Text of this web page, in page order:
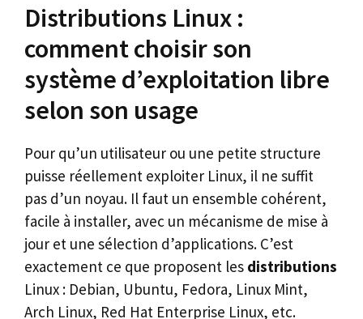
Distributions Linux :
comment choisir son
système d’exploitation libre
selon son usage
Pour qu’un utilisateur ou une petite structure
puisse réellement exploiter Linux, il ne suffit
pas d’un noyau. Il faut un ensemble cohérent,
facile à installer, avec un mécanisme de mise à
jour et une sélection d’applications. C’est
exactement ce que proposent les distributions
Linux : Debian, Ubuntu, Fedora, Linux Mint,
Arch Linux, Red Hat Enterprise Linux, etc.